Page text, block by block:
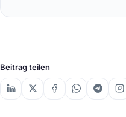
Beitrag teilen